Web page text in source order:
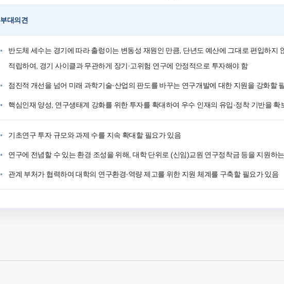
부대의견
반도체 세수는 경기에 따라 출렁이는 변동성 재원인 만큼, 단년도 예산에 그대로 편입하지
적립하여, 경기 사이클과 무관하게 장기·고위험 연구에 안정적으로 투자해야 함
점진적 개선을 넘어 미래 과학기술·산업의 판도를 바꾸는 연구개발에 대한 지원을 강화할
핵심인재 양성, 연구생태계 강화를 위한 투자를 확대하여 우수 인재의 유입·정착 기반을 확
기초연구 투자 규모와 과제 수를 지속 확대할 필요가 있음
연구에 전념할 수 있는 환경 조성을 위해, 대학 단위로 (신임)교원 연구정착금 등을 지원하
관계 부처가 협력하여 대학의 연구환경·역량 제고를 위한 지원 체계를 구축할 필요가 있음